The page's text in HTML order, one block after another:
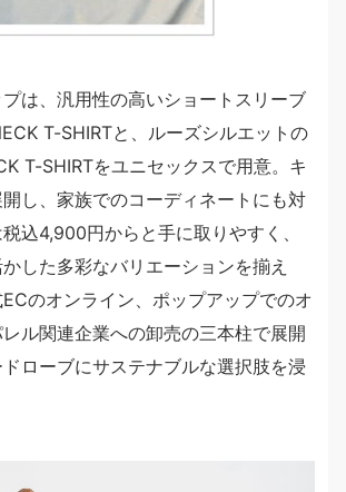
は、汎用性の高いショートスリーブ
T-SHIRTと、ルーズシルエットの
T-SHIRTをユニセックスで用意。キ
し、家族でのコーディネートにも対
込4,900円からと手に取りやすく、
した多彩なバリエーションを揃え
のオンライン、ポップアップでのオ
ル関連企業への卸売の三本柱で展開
ローブにサステナブルな選択肢を浸